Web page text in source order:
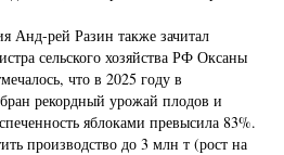
Анд-рей Разин также зачитал
сельского хозяйства РФ Оксаны
что в 2025 году в
рекордный урожай плодов и
яблоками превысила 83%.
производство до 3 млн т (рост на